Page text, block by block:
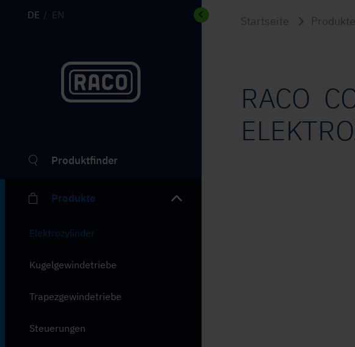
DE EN
Produktfinder
Produkte
Elektrozylinder
Kugelgewindetriebe
Trapezgewindetriebe
Steuerungen
Startseite Produkte
RACO